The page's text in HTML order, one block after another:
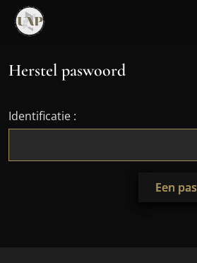
Herstel paswoord
Identificatie :
Een